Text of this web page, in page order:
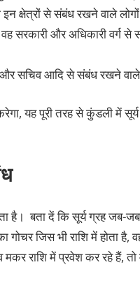
इन क्षेत्रों से संबंध रखने वाले
सरकारी और अधिकारी वर्ग से
सचिव आदि से संबंध रखने
यह पूरी तरह से कुंडली में
है। बता दें कि सूर्य ग्रह
जिस भी राशि में होता है,
राशि में प्रवेश कर रहे हैं,